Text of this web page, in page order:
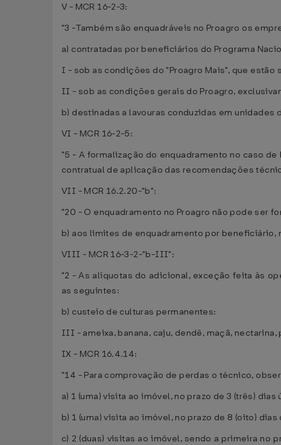
V - MCR 16-2-3:
"3 -Também são enquadráveis no Proagro os
a) contratadas por beneficiários do Programa
I - sob as condições do "Proagro Mais", que
II - sob as condições gerais do Proagro,
b) destinadas a lavouras conduzidas em unidades
VI - MCR 16-2-5:
"5 - A formalização do enquadramento no caso
contratual de aplicação das recomendações
VII - MCR 16.2.20-"b":
"20 - O enquadramento no Proagro não pode ser
b) aos limites de enquadramento por beneficiário,
VIII - MCR 16-3-2-"b-III":
"2 - As alíquotas do adicional, exceção feita às
as seguintes:
b) custeio de culturas permanentes:
III - ameixa, banana, caju, dendê, maçã,
IX - MCR 16.4.14:
"14 - Para comprovação de perdas o técnico,
a) 1 (uma) visita ao imóvel, no prazo de 3 (três)
b) 1 (uma) visita ao imóvel, no prazo de 8 (oito)
c) 2 (duas) visitas ao imóvel, sendo a primeira no